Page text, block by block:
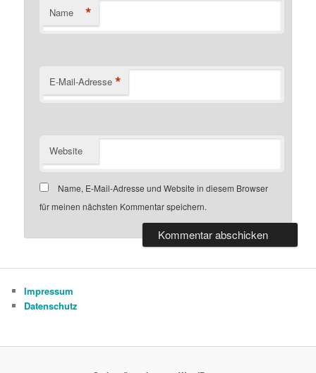
Name *
E-Mail-Adresse *
Website
Name, E-Mail-Adresse und Website in diesem Browser
für meinen nächsten Kommentar speichern.
Impressum
Datenschutz